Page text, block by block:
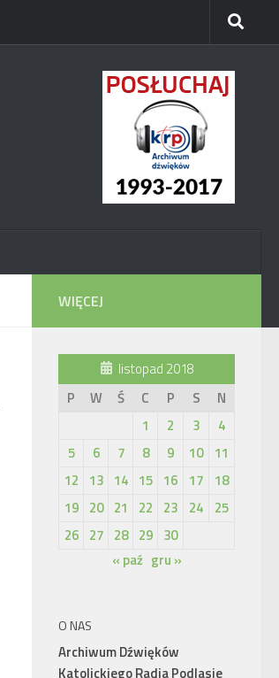
WIĘCEJ
listopad 2018
P
W Ś C P S
N
1
2 3
4
5
6 7 8 9 10
11
12
13 14 15 16 17
18
19 20 21 22 23 24
25
26 27 28 29 30
« paź gru »
O NAS
Archiwum Dźwięków
Katolickiego Radia Podlasie